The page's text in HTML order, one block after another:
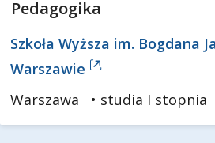
Pedagogika
Szkoła Wyższa im. Bogdana
Warszawie
Warszawa
• studia I stopnia